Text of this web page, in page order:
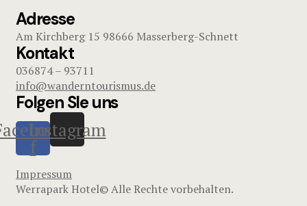
Adresse
Am Kirchberg 15 98666 Masserberg-Schnett
Kontakt
036874 – 93711
info@wanderntourismus.de
Folgen SIe uns
f
Instagram
Impressum
Werrapark Hotel© Alle Rechte vorbehalten.